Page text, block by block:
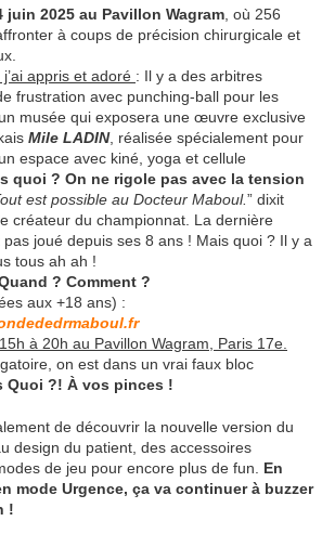
juin 2025 au Pavillon Wagram , où 256
à coups de précision chirurgicale et
appris et adoré : Il y a des arbitres
frustration avec punching-ball pour les
musée qui exposera une œuvre exclusive
Mile LADIN, réalisée spécialement pour
espace avec kiné, yoga et cellule
quoi ? On ne rigole pas avec la tension
est possible au Docteur Maboul.” dixit
le créateur du championnat. La dernière
pas joué depuis ses 8 ans ! Mais quoi ? Il y a
tous ah ah !
? Comment ?
aux +18 ans) :
à 20h au Pavillon Wagram, Paris 17e.
on est dans un vrai faux bloc
Quoi ?! À vos pinces !
de découvrir la nouvelle version du
design du patient, des accessoires
de jeu pour encore plus de fun. En
mode Urgence, ça va continuer à buzzer
!